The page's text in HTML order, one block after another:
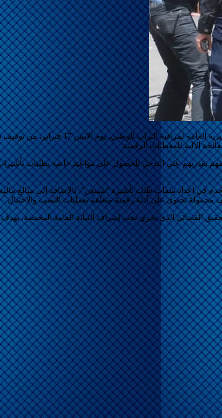
الآلية للمعطيات الرقمية.
بقدرتهم على التدخل للحصول على مواعيد خاصة بطلبات
إعداد ملفات طلب تأشيرة “شينغن”، بالإضافة إلى مبالغ مالية
تحتوي على أدلة رقمية متعلقة بعمليات النصب والاحتيال.
القضائي الذي يجري تحت إشراف النيابة العامة المختصة،